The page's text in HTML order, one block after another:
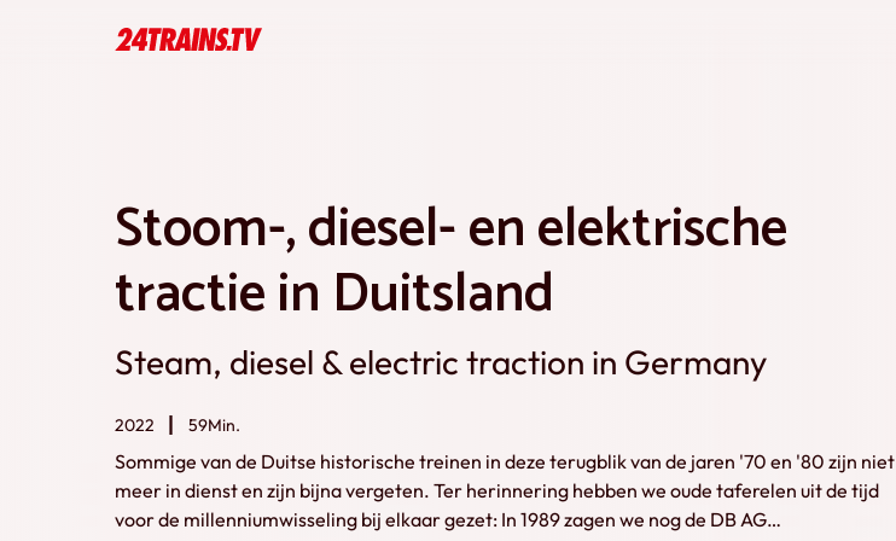
Stoom-, diesel- en elektrische
tractie in Duitsland
Steam, diesel & electric traction in Germany
2022 59Min.
Sommige van de Duitse historische treinen in deze terugblik van de jaren '70 en '80 zijn niet
meer in dienst en zijn bijna vergeten. Ter herinnering hebben we oude taferelen uit de tijd
voor de millenniumwisseling bij elkaar gezet: In 1989 zagen we nog de DB AG